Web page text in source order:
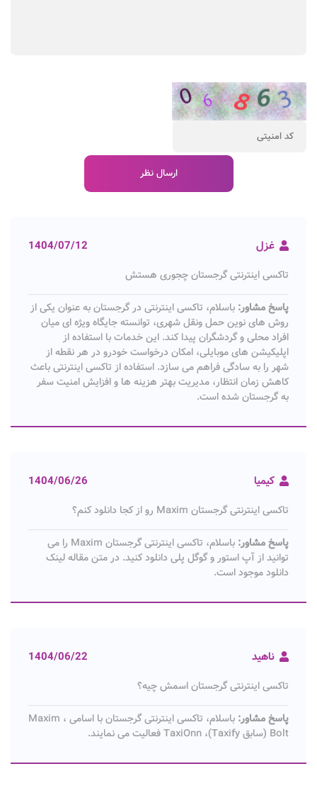
غزل 1404/07/12
تاکسی اینترنتی گرجستان چجوری هستش
پاسخ مشاور: باسلام، تاکسی اینترنتی در گرجستان به عنوان یکی از
روش های نوین حمل ونقل شهری، توانسته جایگاه ویژه ای میان
افراد محلی و گردشگران پیدا کند. این خدمات با استفاده از
اپلیکیشن های موبایلی، امکان درخواست خودرو در هر نقطه از
شهر را به سادگی فراهم می سازد. استفاده از تاکسی اینترنتی باعث
کاهش زمان انتظار، مدیریت بهتر هزینه ها و افزایش امنیت سفر
به گرجستان شده است.
کیمیا 1404/06/26
تاکسی اینترنتی گرجستان Maxim رو از کجا دانلود کنم؟
پاسخ مشاور:
باسلام، تاکسی اینترنتی گرجستان Maxim را می
توانید از آپ استور و گوگل پلی دانلود کنید. در متن مقاله لینک
دانلود موجود است.
ناهید 1404/06/22
تاکسی اینترنتی گرجستان اسمش چیه؟
پاسخ مشاور:
باسلام، تاکسی اینترنتی گرجستان با اسامی Maxim ،
Bolt (سابق Taxify)، TaxiOnn فعالیت می نمایند.